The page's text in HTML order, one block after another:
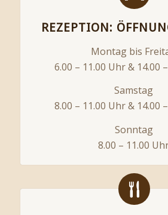
REZEPTION:
Montag bis
6.00 – 11.00 Uhr & 14.00
Samstag
8.00 – 11.00 Uhr & 14.00
Sonntag
8.00 – 11.00